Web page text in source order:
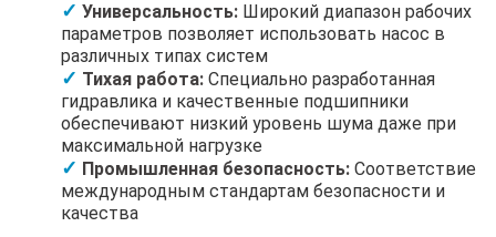
Универсальность: Широкий диапазон рабочих
параметров позволяет использовать насос в
различных типах систем
Тихая работа: Специально разработанная
гидравлика и качественные подшипники
обеспечивают низкий уровень шума даже при
максимальной нагрузке
Промышленная безопасность: Соответствие
международным стандартам безопасности и
качества